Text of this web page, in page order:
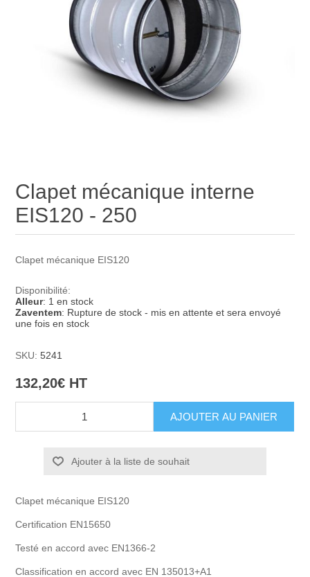
Clapet mécanique interne
EIS120 - 250
Clapet mécanique EIS120
Disponibilité:
Alleur: 1 en stock
Zaventem: Rupture de stock - mis en attente et sera envoyé
une fois en stock
SKU: 5241
132,20€ HT
Ajouter à la liste de souhait
Clapet mécanique EIS120
Certification EN15650
Testé en accord avec EN1366-2
Classification en accord avec EN 135013+A1